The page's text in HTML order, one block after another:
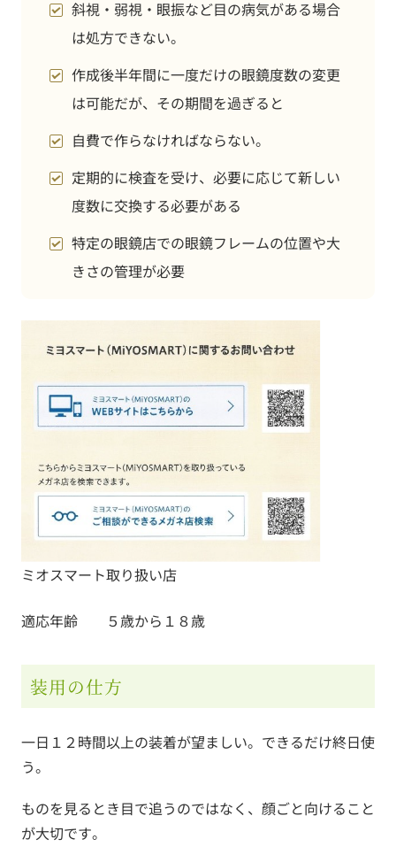
斜視・弱視・眼振など目の病気がある場合
は処方できない。
作成後半年間に一度だけの眼鏡度数の変更
は可能だが、その期間を過ぎると
自費で作らなければならない。
定期的に検査を受け、必要に応じて新しい
度数に交換する必要がある
特定の眼鏡店での眼鏡フレームの位置や大
きさの管理が必要
ミオスマート取り扱い店
適応年齢 ５歳から１８歳
装用の仕方
一日１２時間以上の装着が望ましい。できるだけ終日使
う。
ものを見るとき目で追うのではなく、顔ごと向けること
が大切です。